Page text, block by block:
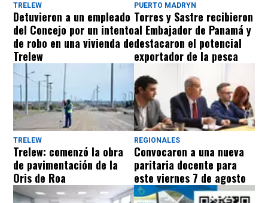
TRELEW
Detuvieron a un empleado
del Concejo por un intento
de robo en una vivienda de
Trelew
PUERTO MADRYN
Torres y Sastre recibieron
al Embajador de Panamá y
destacaron el potencial
exportador de la pesca
TRELEW
Trelew: comenzó la obra
de pavimentación de la
Oris de Roa
REGIONALES
Convocaron a una nueva
paritaria docente para
este viernes 7 de agosto